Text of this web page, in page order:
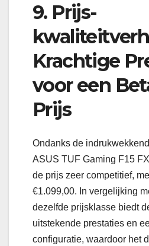
9. Prijs-
Krachtige
voor een
Prijs
Ondanks de
ASUS TUF Gaming F15
de prijs zeer competitief,
€1.099,00. In vergelijking
dezelfde prijsklasse biedt
uitstekende prestaties en
configuratie, waardoor het